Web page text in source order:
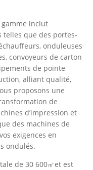
inclut
telles que des portes-
onduleuses
convoyeurs de carton
de pointe
alliant qualité,
proposons une
de
d’impression et
des machines de
exigences en
ondulés.
de 30 600㎡et est